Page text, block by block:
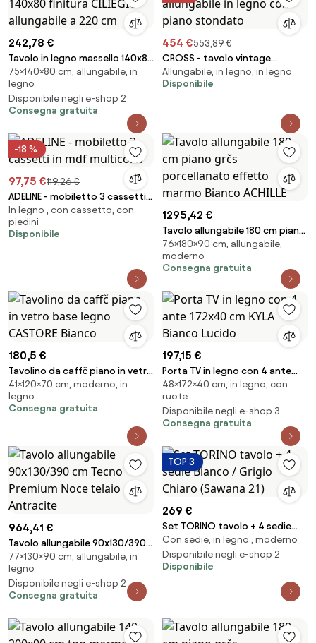
242,78 €
Tavolo in legno massello 140x80
finitura CILIEGIO allungabile a
220 cm
75×140×80 cm, allungabile, in
legno
Disponibile negli e-shop 2
Consegna gratuita
454 €553,89 €
CROSS - tavolo vintage
allungabile in legno con piano
stondato
Allungabile, in legno, in legno
Disponibile
-18 %
97,75 €119,26 €
ADELINE - mobiletto 3 cassetti
in mdf multicolor
In legno , con cassetto, con
piedini
Disponibile
1295,42 €
Tavolo allungabile 180 cm piano
grčs porcellanato effetto
marmo Bianco ACHILLE
76×180×90 cm, allungabile,
moderno
Consegna gratuita
180,5 €
Tavolino da caffč piano in vetro
base legno CASTORE Bianco
41×120×70 cm, moderno, in
legno
Consegna gratuita
197,15 €
Porta TV in legno con 4 ante
172x40 cm KYLA Bianco Lucido
48×172×40 cm, in legno, con
ruote
Disponibile negli e-shop 3
Consegna gratuita
964,41 €
Tavolo allungabile 90x130/390
cm Tecno Premium Noce telaio
Antracite
77×130×90 cm, allungabile, in
legno
Disponibile negli e-shop 2
Consegna gratuita
TOP 3
269 €
Set TORINO tavolo + 4 sedie
Bianco / Grigio Chiaro (Sawana
21)
Con sedie, in legno , moderno
Disponibile negli e-shop 2
Disponibile